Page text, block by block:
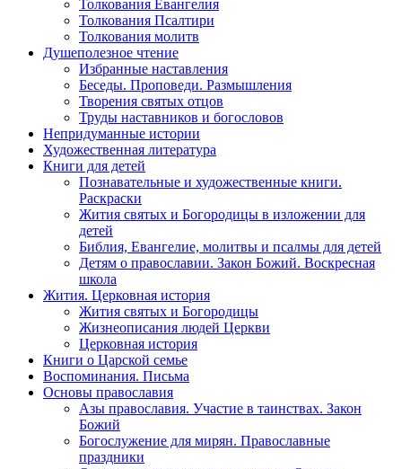
Толкования Евангелия
Толкования Псалтири
Толкования молитв
Душеполезное чтение
Избранные наставления
Беседы. Проповеди. Размышления
Творения святых отцов
Труды наставников и богословов
Непридуманные истории
Художественная литература
Книги для детей
Познавательные и художественные книги.
Раскраски
Жития святых и Богородицы в изложении для
детей
Библия, Евангелие, молитвы и псалмы для детей
Детям о православии. Закон Божий. Воскресная
школа
Жития. Церковная история
Жития святых и Богородицы
Жизнеописания людей Церкви
Церковная история
Книги о Царской семье
Воспоминания. Письма
Основы православия
Азы православия. Участие в таинствах. Закон
Божий
Богослужение для мирян. Православные
праздники